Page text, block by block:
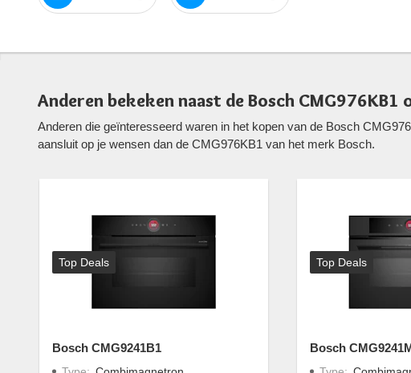
Anderen bekeken naast de Bosch
Anderen die geïnteresseerd waren in het kopen van de Bosch
aansluit op je wensen dan de CMG976KB1 van het merk Bosch.
Top Deals
Bosch CMG9241B1
Top Deals
Bosch